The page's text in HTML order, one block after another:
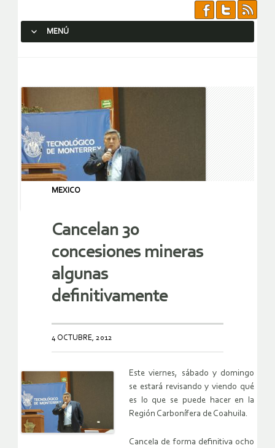
MENÚ
MEXICO
Cancelan 30
concesiones mineras
algunas
definitivamente
4 OCTUBRE, 2012
Este viernes, sábado y domingo
se estará revisando y viendo qué
es lo que se puede hacer en la
Región Carbonífera de Coahuila.
Cancela de forma definitiva ocho